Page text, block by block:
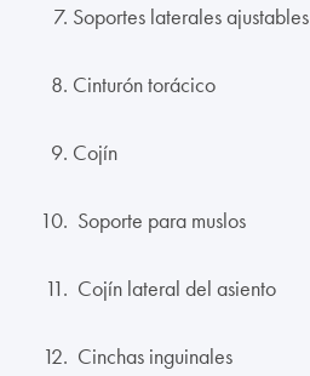
Soportes laterales ajustables
Cinturón torácico
Cojín
Soporte para muslos
Cojín lateral del asiento
Cinchas inguinales